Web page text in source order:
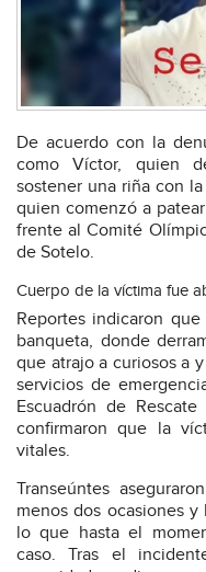
De acuerdo con la
como Víctor, quien
sostener una riña con
quien comenzó a
frente al Comité
de Sotelo.
Cuerpo de la víctima fue
Reportes indicaron
banqueta, donde
que atrajo a curiosos a
servicios de
Escuadrón de
confirmaron que la
vitales.
Transeúntes
menos dos ocasiones
lo que hasta el
caso. Tras el